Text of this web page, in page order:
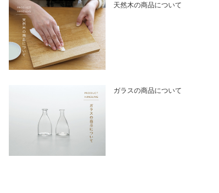
天然木の商品について
ガラスの商品について